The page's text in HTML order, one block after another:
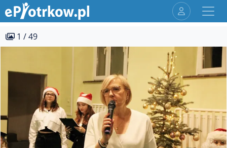
1 / 49